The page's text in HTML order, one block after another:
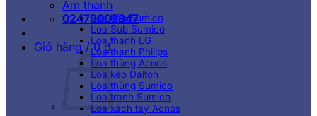
02473003847
Giỏ hàng /0₫
Âm thanh
Loa kéo Sumico
Loa Sub Sumico
Loa thanh LG
Loa thanh Philips
Loa thùng Acnos
Loa kéo Dalton
Loa thùng Sumico
Loa tranh Sumico
Loa xách tay Acnos